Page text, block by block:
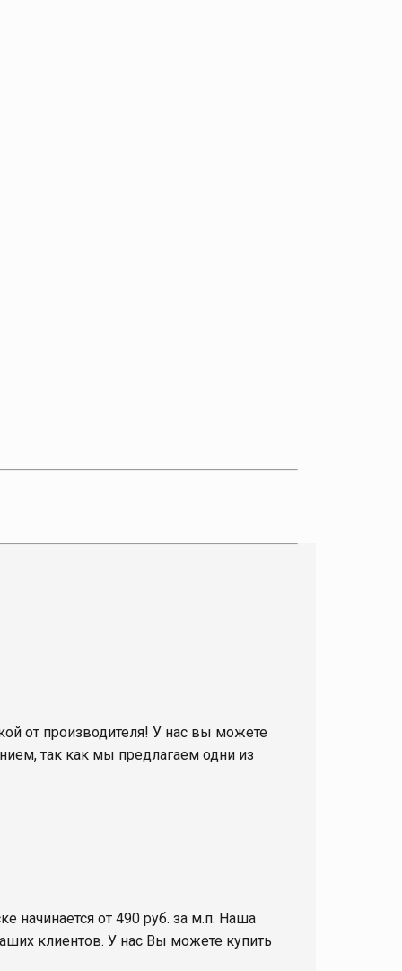
от производителя! У нас вы можете
так как мы предлагаем одни из
начинается от 490 руб. за м.п. Наша
клиентов. У нас Вы можете купить